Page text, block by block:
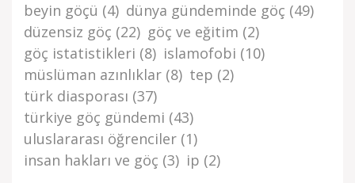
beyi̇n göçü (4) dünya gündemi̇nde göç (49)
düzensi̇z göç (22) göç ve eği̇ti̇m (2)
göç i̇stati̇sti̇kleri̇ (8) islamofobi (10)
müslüman azınlıklar (8) tep (2)
türk di̇asporasi (37)
türki̇ye göç gündemi̇ (43)
uluslararası öğrenciler (1)
i̇nsan haklari ve göç (3) i̇p (2)